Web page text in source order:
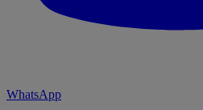
WhatsApp